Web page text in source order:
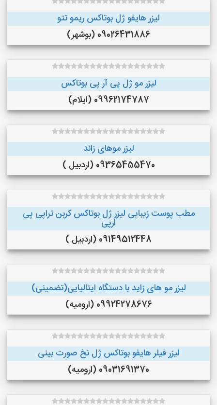
لیزر هایفو ژل بوتاکس ریمو تتو
09026431886 (بوشهر)
لیزر مو ژل پی آر پی بوتاکس
09962174787 (ایلام)
لیزر موهای زائد
09365455470 (اردبیل )
مطب پوست زیبایی لیزر ژل بوتاکس کربن تراپی پی
ارپی
09149512448 (اردبیل )
لیزر مو های زاید با دستگاه ایتالیایی(تضمینی)
09924278676 (ارومیه)
لیزر فیلر هایفو بوتاکس ژل نخ صورت بینی
09031691370 (ارومیه)